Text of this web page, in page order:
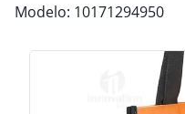
Modelo: 10171294950